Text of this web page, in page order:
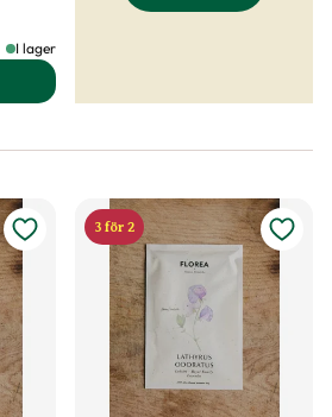
I lager
förgätmigej 'Mystic Blue' produktsida
3 för 2